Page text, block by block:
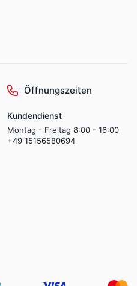
Öffnungszeiten
Kundendienst
Montag - Freitag 8:00 - 16:00
+49 15156580694